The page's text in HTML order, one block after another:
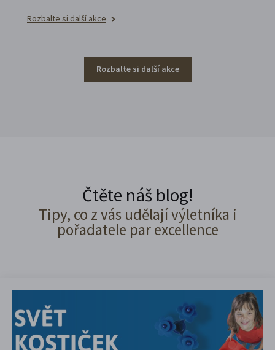
Rozbalte si další akce
Rozbalte si další akce
Čtěte náš blog!
Tipy, co z vás udělají výletníka i
pořadatele par excellence